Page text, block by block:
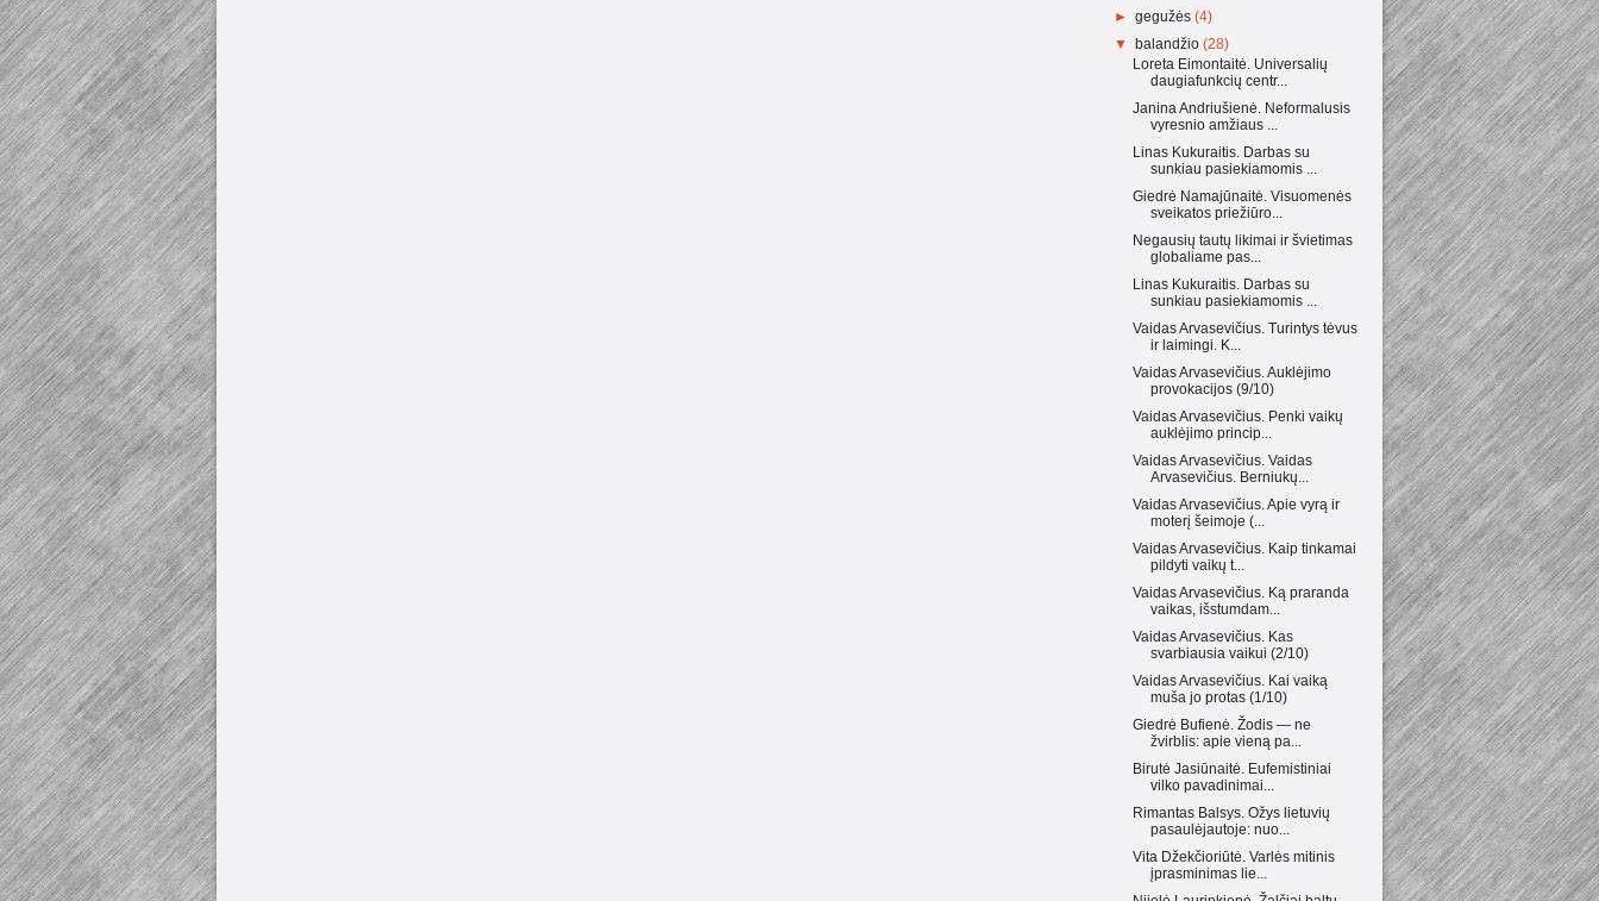
►gegužės(4)
▼ balandžio(28)
Loreta Eimontaitė. Universalių
daugiafunkcių centr...
Janina Andriušienė. Neformalusis
vyresnio amžiaus ...
Linas Kukuraitis. Darbas su
sunkiau pasiekiamomis ...
Giedrė Namajūnaitė. Visuomenės
sveikatos priežiūro...
Negausių tautų likimai ir švietimas
globaliame pas...
Linas Kukuraitis. Darbas su
sunkiau pasiekiamomis ...
Vaidas Arvasevičius. Turintys tėvus
ir laimingi. K...
Vaidas Arvasevičius. Auklėjimo
provokacijos (9/10)
Vaidas Arvasevičius. Penki vaikų
auklėjimo princip...
Vaidas Arvasevičius. Vaidas
Arvasevičius. Berniukų...
Vaidas Arvasevičius. Apie vyrą ir
moterį šeimoje (...
Vaidas Arvasevičius. Kaip tinkamai
pildyti vaikų t...
Vaidas Arvasevičius. Ką praranda
vaikas, išstumdam...
Vaidas Arvasevičius. Kas
svarbiausia vaikui (2/10)
Vaidas Arvasevičius. Kai vaiką
muša jo protas (1/10)
Giedrė Bufienė. Žodis — ne
žvirblis: apie vieną pa...
Birutė Jasiūnaitė. Eufemistiniai
vilko pavadinimai...
Rimantas Balsys. Ožys lietuvių
pasaulėjautoje: nuo...
Vita Džekčioriūtė. Varlės mitinis
įprasminimas lie...